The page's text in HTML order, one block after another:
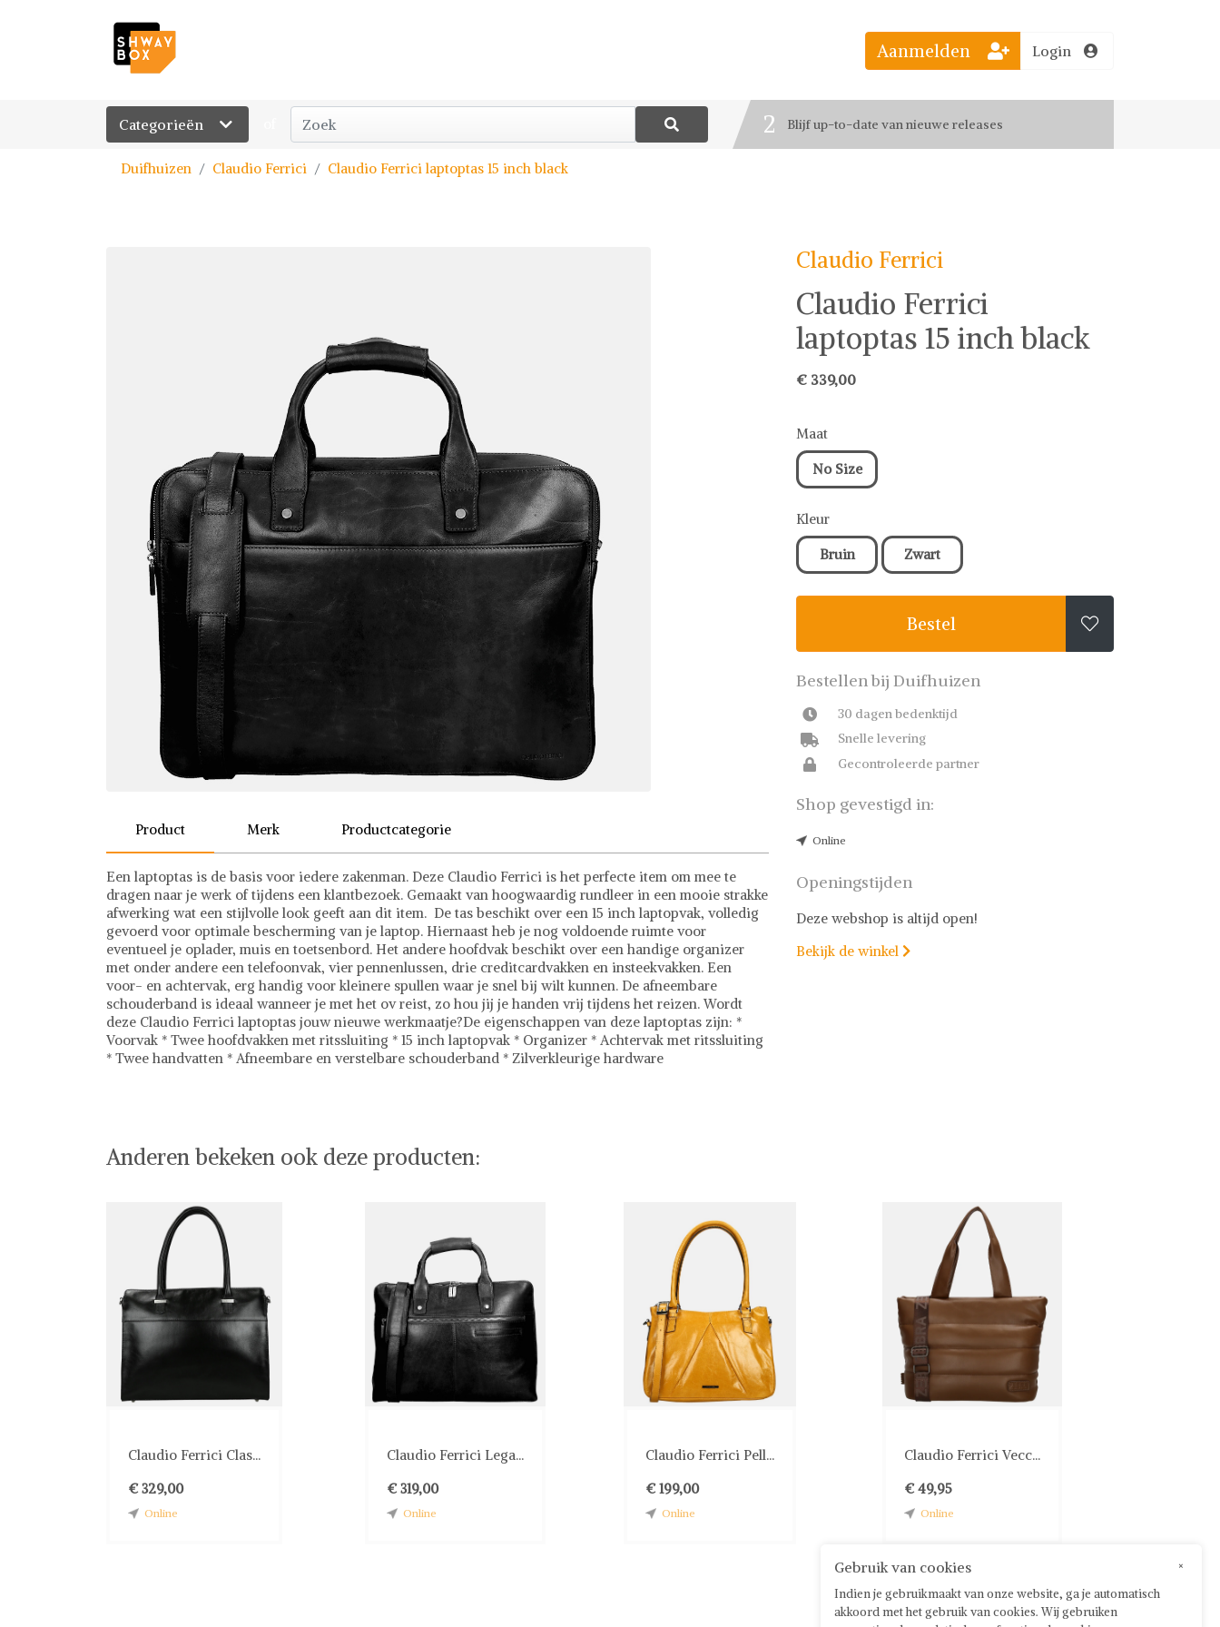
Categorieën
Bestel jouw favoriete looks
2 Blijf up-to-date van nieuwe releases
Aanmelden Login
Duifhuizen Claudio Ferrici Claudio Ferrici laptoptas 15 inch black
Product Merk Productcategorie
Een laptoptas is de basis voor iedere zakenman. Deze Claudio Ferrici is het perfecte item om mee te
dragen naar je werk of tijdens een klantbezoek. Gemaakt van hoogwaardig rundleer in een mooie strakke
afwerking wat een stijlvolle look geeft aan dit item. De tas beschikt over een 15 inch laptopvak, volledig
gevoerd voor optimale bescherming van je laptop. Hiernaast heb je nog voldoende ruimte voor
eventueel je oplader, muis en toetsenbord. Het andere hoofdvak beschikt over een handige organizer
met onder andere een telefoonvak, vier pennenlussen, drie creditcardvakken en insteekvakken. Een
voor- en achtervak, erg handig voor kleinere spullen waar je snel bij wilt kunnen. De afneembare
schouderband is ideaal wanneer je met het ov reist, zo hou jij je handen vrij tijdens het reizen. Wordt
deze Claudio Ferrici laptoptas jouw nieuwe werkmaatje?De eigenschappen van deze laptoptas zijn: *
Voorvak * Twee hoofdvakken met ritssluiting * 15 inch laptopvak * Organizer * Achtervak met ritssluiting
* Twee handvatten * Afneembare en verstelbare schouderband * Zilverkleurige hardware
Claudio Ferrici
Claudio Ferrici
laptoptas 15 inch black
€ 339,00
Maat
No Size
Kleur
Bruin Zwart
Bestel 
Bestellen bij Duifhuizen
30 dagen bedenktijd
Snelle levering
Gecontroleerde partner
Shop gevestigd in:
Online
Openingstijden
Deze webshop is altijd open!
Bekijk de winkel 
Anderen bekeken ook deze producten:
Claudio Ferrici Clas...
€ 329,00
Online
Claudio Ferrici Lega...
€ 319,00
Online
Claudio Ferrici Pell...
€ 199,00
Online
Claudio Ferrici Vecc...
€ 49,95
Online
×
Gebruik van cookies
Indien je gebruikmaakt van onze website, ga je automatisch
akkoord met het gebruik van cookies. Wij gebruiken